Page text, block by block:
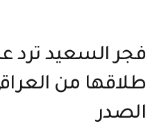
فجر السعيد ترد
طلاقها من
الصدر